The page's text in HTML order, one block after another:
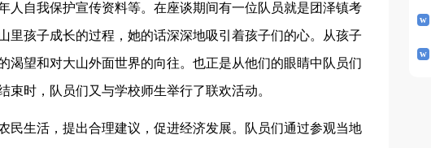
人自我保护宣传资料等。在座谈期间有一位队员就是团泽镇考
里孩子成长的过程，她的话深深地吸引着孩子们的心。从孩子
渴望和对大山外面世界的向往。也正是从他们的眼睛中队员们
时，队员们又与学校师生举行了联欢活动。
民生活，提出合理建议，促进经济发展。队员们通过参观当地